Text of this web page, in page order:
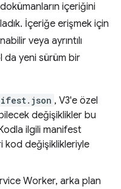
içeriğini
İçeriğe erişmek için
veya ayrıntılı
da yeni sürüm bir
, V3'e özel
değişiklikler bu
ilgili manifest
kod değişiklikleriyle
Worker, arka plan